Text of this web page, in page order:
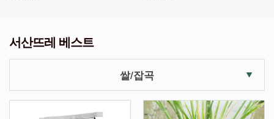
서산뜨레 베스트
쌀/잡곡